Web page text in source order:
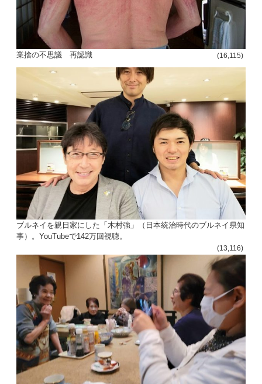
業捨の不思議 再認識 (16,115)
ブルネイを親日家にした「木村強」（日本統治時代のブルネイ県知
事）。YouTubeで142万回視聴。
(13,116)